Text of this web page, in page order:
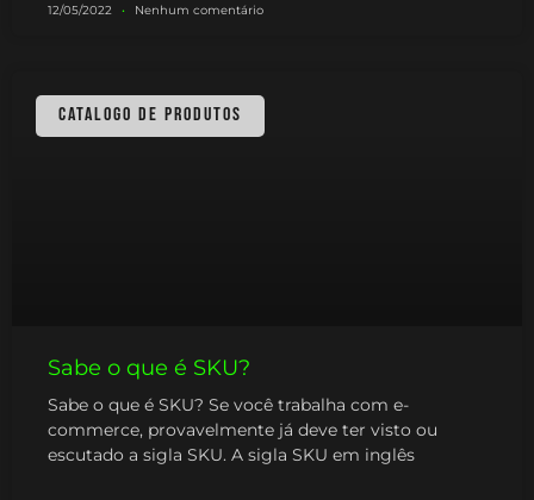
12/05/2022 Nenhum comentário
CATALOGO DE PRODUTOS
Sabe o que é SKU?
Sabe o que é SKU? Se você trabalha com e-
commerce, provavelmente já deve ter visto ou
escutado a sigla SKU. A sigla SKU em inglês